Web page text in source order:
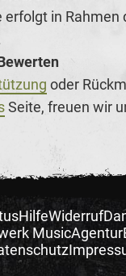
erfolgt in Rahmen
oder
Seite, freuen wir
HilfeWiderruf
MusicAgentur